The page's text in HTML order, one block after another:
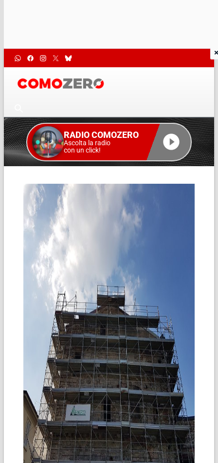
RADIO COMOZERO
Ascolta la radio
con un click!